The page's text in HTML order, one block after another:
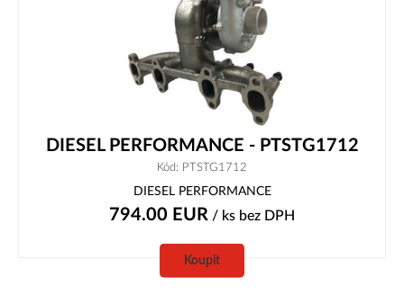
DIESEL PERFORMANCE - PTSTG1712
Kód: PTSTG1712
DIESEL PERFORMANCE
794.00 EUR / ks bez DPH
Koupit